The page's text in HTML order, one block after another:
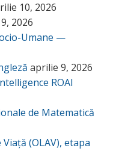
10, 2026
2026
Umane —
aprilie 9, 2026
ROAI
de Matematică
(OLAV), etapa